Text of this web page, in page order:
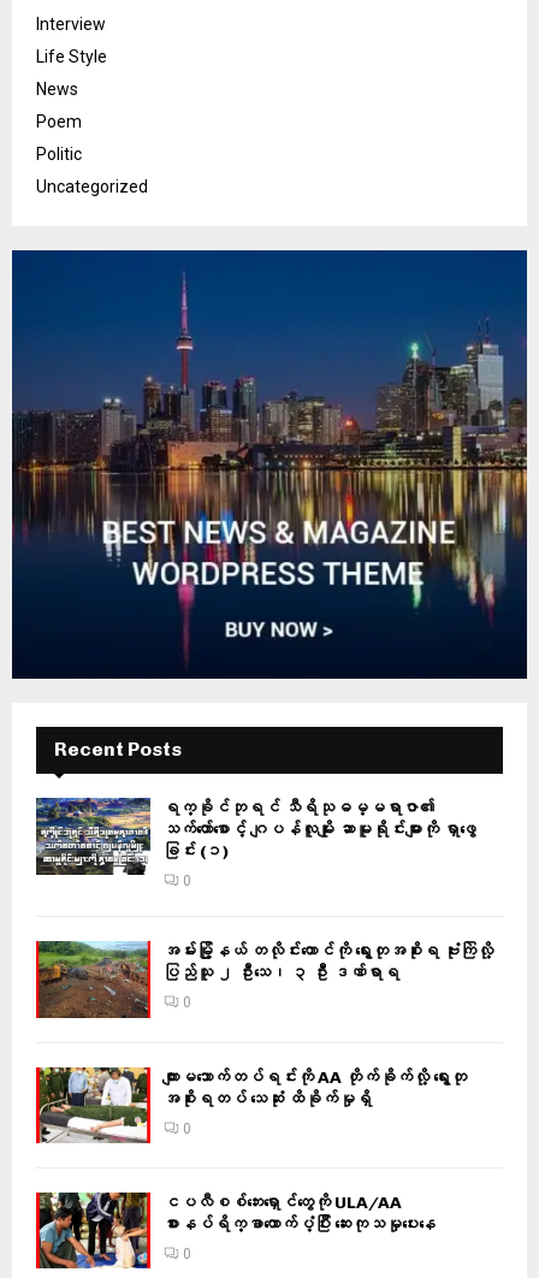
Interview
Life Style
News
Poem
Politic
Uncategorized
Recent Posts
ရက္ခိုင်ဘုရင် သီရိသုဓမ္မရာဇာ၏
သက်တော်စောင့် ဂျပန်လူမျိုး ဆာမူရိုင်းများကို ရှာဖွေ
ခြင်း (၁)
0
အမ်းမြို့နယ် တလိုင်းတောင်ကို ရွေးတုအစိုးရ ဗုံးကြဲလို့
ပြည်သူ ၂ ဦးသေ၊ ၃ ဦး ဒဏ်ရာရ
0
ကျားမသောက်တပ်ရင်းကို AA တိုက်ခိုက်လို့ ရွေးတု
အစိုးရတပ် သေဆုံး ထိခိုက်မှုရှိ
0
ငပလီစစ်ဘေးရှောင်တွေကို ULA/AA
စားနပ်ရိက္ခာထောက်ပံ့ပြီး ဆေးကုသမှုပေးနေ
0